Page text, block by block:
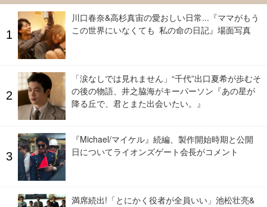
川口春奈&高杉真宙の愛おしい日常...『ママがもう
この世界にいなくても 私の命の日記』場面写真
「涙なしでは見れません」“千代”出口夏希が歩むそ
の後の物語、井之脇海がキーパーソン『あの星が
降る丘で、君とまた出会いたい。』
『Michael/マイケル』続編、製作開始時期と公開
日についてライオンズゲート会長がコメント
満席続出!「とにかく役者が全員いい」池松壮亮&